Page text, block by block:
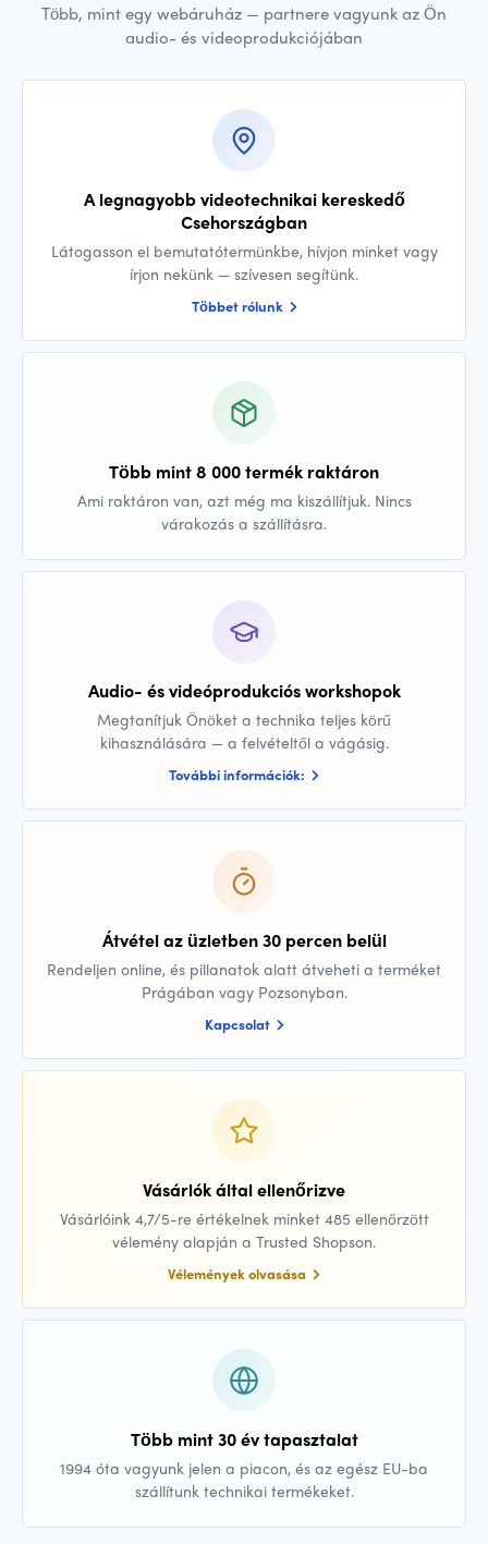
Több, mint egy webáruház — partnere vagyunk az Ön
audio- és videoprodukciójában
A legnagyobb videotechnikai kereskedő
Csehországban
Látogasson el bemutatótermünkbe, hívjon minket vagy
írjon nekünk — szívesen segítünk.
Többet rólunk
Több mint 8 000 termék raktáron
Ami raktáron van, azt még ma kiszállítjuk. Nincs
várakozás a szállításra.
Audio- és videóprodukciós workshopok
Megtanítjuk Önöket a technika teljes körű
kihasználására — a felvételtől a vágásig.
További információk:
Átvétel az üzletben 30 percen belül
Rendeljen online, és pillanatok alatt átveheti a terméket
Prágában vagy Pozsonyban.
Kapcsolat
Vásárlók által ellenőrizve
Vásárlóink 4,7/5-re értékelnek minket 485 ellenőrzött
vélemény alapján a Trusted Shopson.
Vélemények olvasása
Több mint 30 év tapasztalat
1994 óta vagyunk jelen a piacon, és az egész EU-ba
szállítunk technikai termékeket.